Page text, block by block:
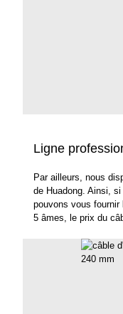
Ligne
Par ailleurs, nous
de Huadong. Ainsi,
pouvons vous fournir
5 âmes, le prix du